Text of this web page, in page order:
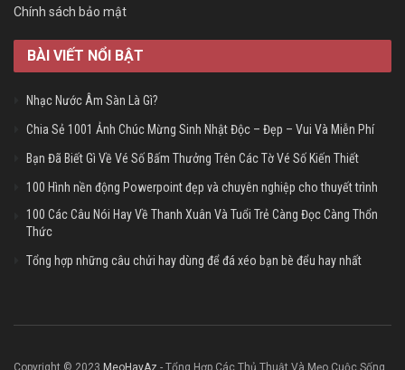
Chính sách bảo mật
BÀI VIẾT NỔI BẬT
Nhạc Nước Âm Sàn Là Gì?
Chia Sẻ 1001 Ảnh Chúc Mừng Sinh Nhật Độc – Đẹp – Vui Và Miễn Phí
Bạn Đã Biết Gì Về Vé Số Bấm Thưởng Trên Các Tờ Vé Số Kiến Thiết
100 Hình nền động Powerpoint đẹp và chuyên nghiệp cho thuyết trình
100 Các Câu Nói Hay Về Thanh Xuân Và Tuổi Trẻ Càng Đọc Càng Thổn
Thức
Tổng hợp những câu chửi hay dùng để đá xéo bạn bè đểu hay nhất
Copyright © 2023 MeoHayAz - Tổng Hợp Các Thủ Thuật Và Mẹo Cuộc Sống